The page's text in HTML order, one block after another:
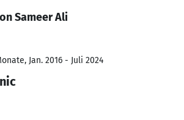
Sameer Ali
Jan. 2016 - Juli 2024